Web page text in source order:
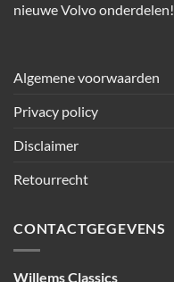
nieuwe Volvo onderdelen!
Algemene voorwaarden
Privacy policy
Disclaimer
Retourrecht
CONTACTGEGEVENS
Willems Classics